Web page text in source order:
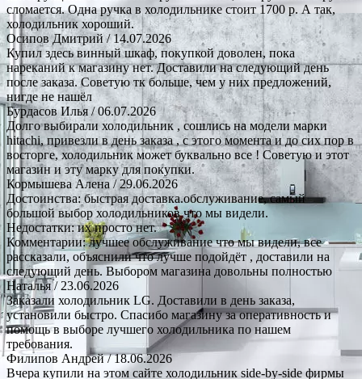
сломается. Одна ручка в холодильнике стоит 1700 р. А так,
холодильник хороший.
Осипов Дмитрий/ 14.07.2026
Купил здесь винный шкаф, покупкой доволен, пока
нареканий к магазину нет. Доставили на следующий день
после заказа. Советую тк больше, чем у них предложений,
нигде не нашёл
Бурдасов Илья/ 06.07.2026
Долго выбирали холодильник , сошлись на модели марки
hitachi, привезли в день заказа , с этого момента и до сих пор в
восторге, холодильник может буквально все ! Советую и этот
магазин и эту марку для покупки.
Кормышева Алена / 29.06.2026
Достоинства: быстрая доставка.обслуживание, самый
большой выбор холодильников что мы видели.
Недостатки: их просто нет.
Комментарии: лучшее обслуживание что мы видели, все
рассказали, объяснили что лучше подойдёт , доставили на
следующий день. Выбором магазина довольны полностью
Наталья/ 23.06.2026
Заказали холодильник LG. Доставили в день заказа,
установили быстро. Спасибо магазину за оперативность и
помощь в выборе лучшего холодильника по нашем
требования.
Филипов Андрей/ 18.06.2026
Вчера купили на этом сайте холодильник side-by-side фирмы